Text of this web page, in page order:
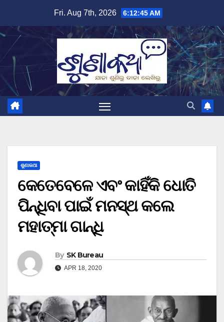
content
Fri. Aug 7th, 2026 6:12:46 AM
ଶୁଣାକଥା
କେତେବେଳେ ଏବଂ କାହିଁକି ଧୋତି
ପିନ୍ଧିବା ପାଇଁ ମନସ୍ଥ କଲେ
ମହାତ୍ମା ଗାନ୍ଧି
By SK Bureau
APR 18, 2020